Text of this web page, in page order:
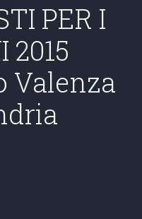
PER I
2015
Valenza